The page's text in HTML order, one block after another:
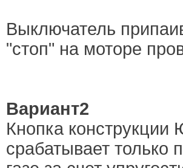
Выключатель
"стоп" на моторе
Вариант2
Кнопка
срабатывает